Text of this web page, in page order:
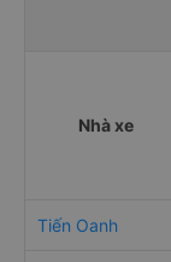
Nhà xe
Tiến Oanh